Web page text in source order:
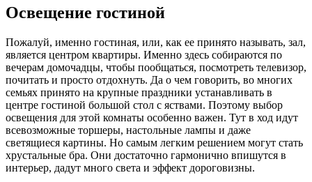
Освещение гостиной
Пожалуй, именно гостиная, или, как ее принято называть, зал,
является центром квартиры. Именно здесь собираются по
вечерам домочадцы, чтобы пообщаться, посмотреть телевизор,
почитать и просто отдохнуть. Да о чем говорить, во многих
семьях принято на крупные праздники устанавливать в
центре гостиной большой стол с яствами. Поэтому выбор
освещения для этой комнаты особенно важен. Тут в ход идут
всевозможные торшеры, настольные лампы и даже
светящиеся картины. Но самым легким решением могут стать
хрустальные бра. Они достаточно гармонично впишутся в
интерьер, дадут много света и эффект дороговизны.